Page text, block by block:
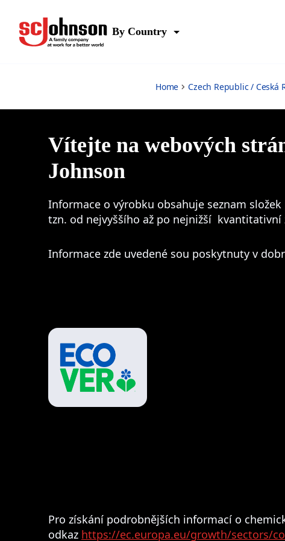
By Country
Home Czech Republic / Ceská
Vítejte na webových
Johnson
Informace o výrobku obsahuje seznam
tzn. od nejvyššího až po nejnižší kvantitativní
Informace zde uvedené sou poskytnuty v
Pro získání podrobnějších informací o
odkaz https://ec.europa.eu/growth/sectors/